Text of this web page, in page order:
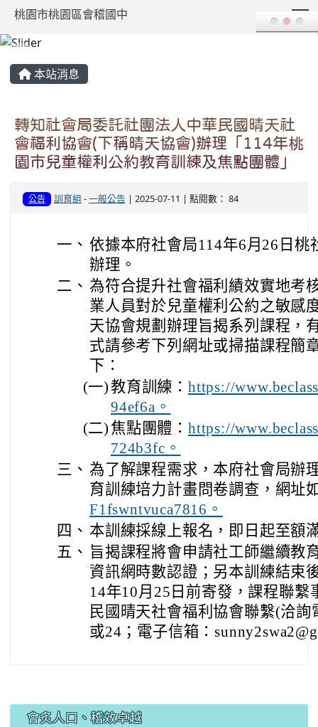
桃園市桃園區會稽國中
本站消息
轉知社會局委託社團法人中華民國晴天社
會福利協會(下稱晴天協會)辦理「114年桃
園市兒童權利公約教育訓練及焦點團體」
公告 訓育組 -一般公告 | 2025-07-11 | 點閱數： 84
一、 依據本府社會局114年6月26日桃
辦理。
二、 為符合提升社會福利績效實地考
業人員對於兒童權利公約之敏感
天協會規劃辦理旨揭系列課程，
式請參考下列網址或掃描課程簡
下：
(一)教育訓練： https://
94ef6a。
(二) 焦點團體： https://
724b3fc。
三、 為了解課程需求，本府社會局辦
育訓練培力計畫問卷調查，網址
F1fswntvuca7816。
四、 本訓練採線上報名，即日起至額
五、 旨揭課程將會申請社工師繼續教
資訊網時數認證；另本訓練結束
14年10月25日前寄發，課程聯
民國晴天社會福利協會聯繫(洽
或24；電子信箱：
會炙人口、稽效卓越